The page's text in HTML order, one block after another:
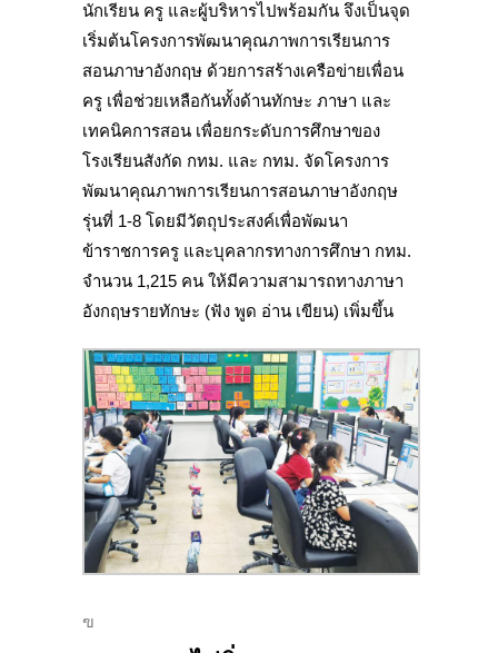
นักเรียน ครู และผู้บริหารไปพร้อมกัน จึงเป็นจุด
เริ่มต้นโครงการพัฒนาคุณภาพการเรียนการ
สอนภาษาอังกฤษ ด้วยการสร้างเครือข่ายเพื่อน
ครู เพื่อช่วยเหลือกันทั้งด้านทักษะ ภาษา และ
เทคนิคการสอน เพื่อยกระดับการศึกษาของ
โรงเรียนสังกัด กทม. และ กทม. จัดโครงการ
พัฒนาคุณภาพการเรียนการสอนภาษาอังกฤษ
รุ่นที่ 1-8 โดยมีวัตถุประสงค์เพื่อพัฒนา
ข้าราชการครู และบุคลากรทางการศึกษา กทม.
จำนวน 1,215 คน ให้มีความสามารถทางภาษา
อังกฤษรายทักษะ (ฟัง พูด อ่าน เขียน) เพิ่มขึ้น
ฃ